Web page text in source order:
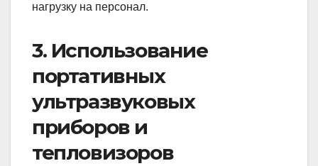
нагрузку на персонал.
3. Использование
портативных
ультразвуковых
приборов и
тепловизоров